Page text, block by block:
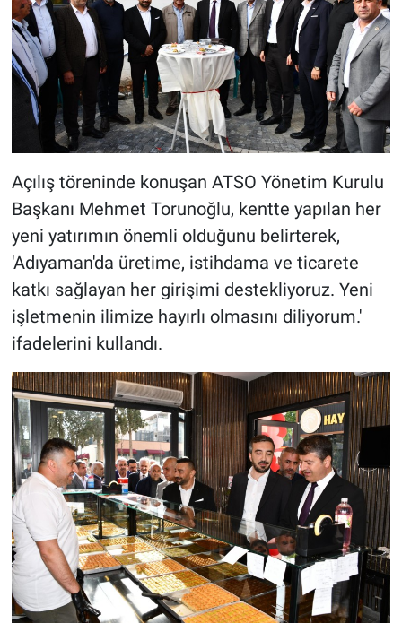
Açılış töreninde konuşan ATSO Yönetim Kurulu
Başkanı Mehmet Torunoğlu, kentte yapılan her
yeni yatırımın önemli olduğunu belirterek,
'Adıyaman'da üretime, istihdama ve ticarete
katkı sağlayan her girişimi destekliyoruz. Yeni
işletmenin ilimize hayırlı olmasını diliyorum.'
ifadelerini kullandı.